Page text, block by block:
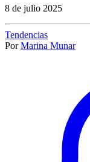
8 de julio 2025
Tendencias
Por Marina Munar